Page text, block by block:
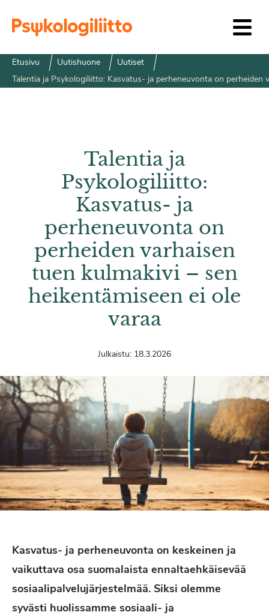
Etusivu Uutishuone
Uutiset
Talentia ja Psykologiliitto: Kasvatus- ja perheneuvonta on perheiden
Talentia ja
Psykologiliitto:
Kasvatus- ja
perheneuvonta on
perheiden varhaisen
tuen kulmakivi – sen
heikentämiseen ei ole
varaa
Julkaistu: 18.3.2026
Kasvatus- ja perheneuvonta on keskeinen ja
vaikuttava osa suomalaista ennaltaehkäisevää
sosiaalipalvelujärjestelmää. Siksi olemme
syvästi huolissamme sosiaali- ja